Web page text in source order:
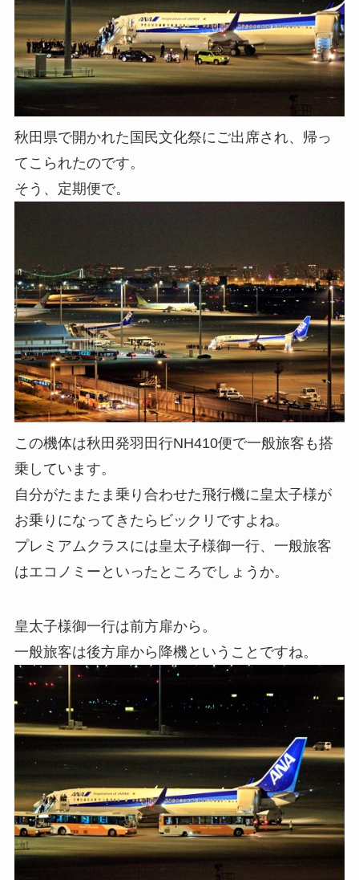
秋田県で開かれた国民文化祭にご出席され、帰っ
てこられたのです。
そう、定期便で。
この機体は秋田発羽田行NH410便で一般旅客も搭
乗しています。
自分がたまたま乗り合わせた飛行機に皇太子様が
お乗りになってきたらビックリですよね。
プレミアムクラスには皇太子様御一行、一般旅客
はエコノミーといったところでしょうか。
皇太子様御一行は前方扉から。
一般旅客は後方扉から降機ということですね。